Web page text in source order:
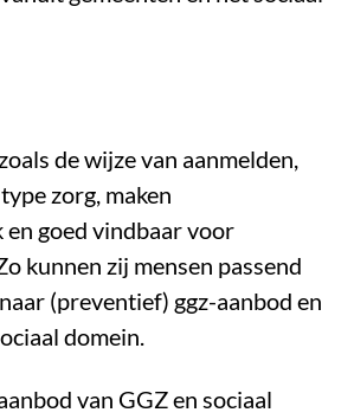
de wijze van aanmelden,
zorg, maken
en goed vindbaar voor
kunnen zij mensen passend
(preventief) ggz-aanbod en
domein.
van GGZ en sociaal